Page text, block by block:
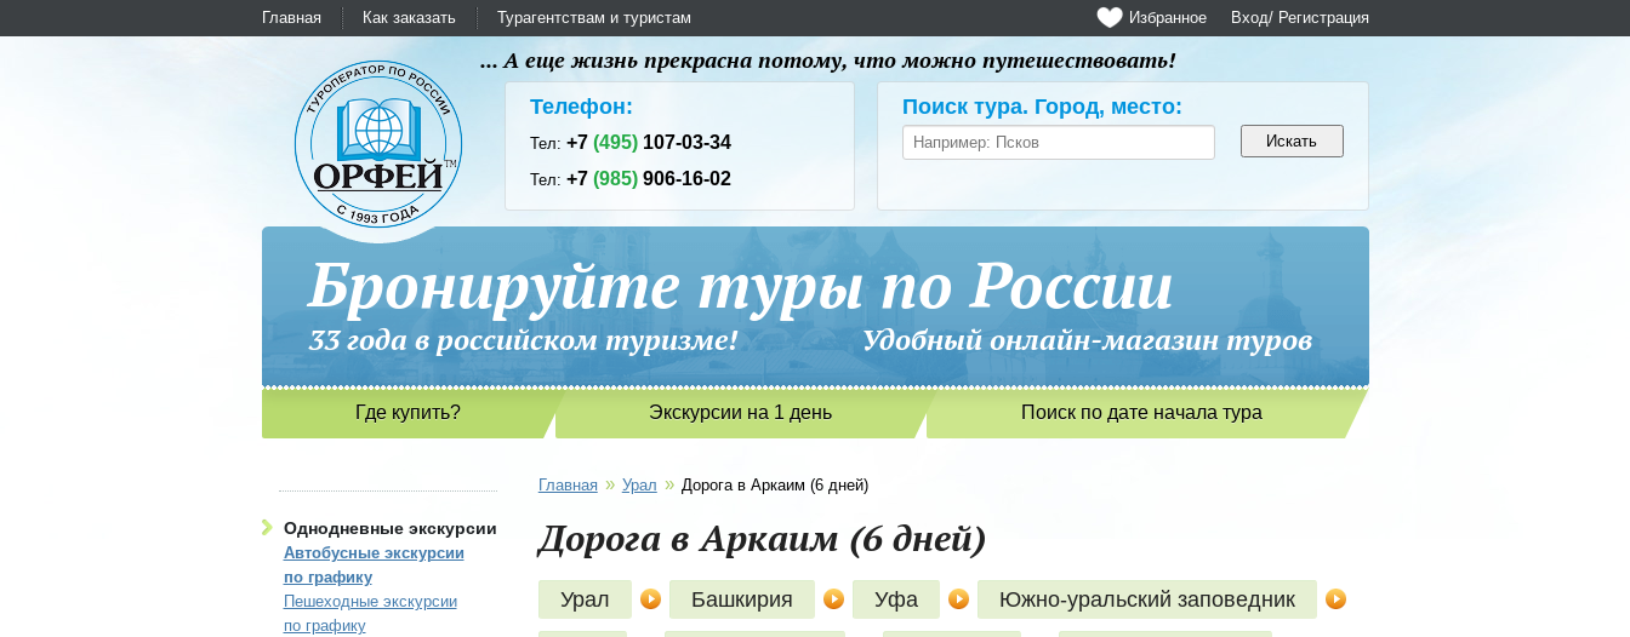
Главная Как заказать Турагентствам и туристам Вход/ Регистрация
Избранное
... А еще жизнь прекрасна потому, что можно путешествовать!
Телефон:
Тел:+7(495) 107-03-34
Тел:+7(985) 906-16-02
Поиск тура. Город, место:
Бронируйте туры по России
33 года в российском туризме! Удобный онлайн-магазин туров
Где купить? Экскурсии на 1 день Поиск по дате начала тура
Однодневные экскурсии
Автобусные экскурсии
по графику
Пешеходные экскурсии
по графику
Главная » Урал » Дорога в Аркаим (6 дней)
Дорога в Аркаим (6 дней)
Урал Башкирия Уфа Южно-уральский заповедник